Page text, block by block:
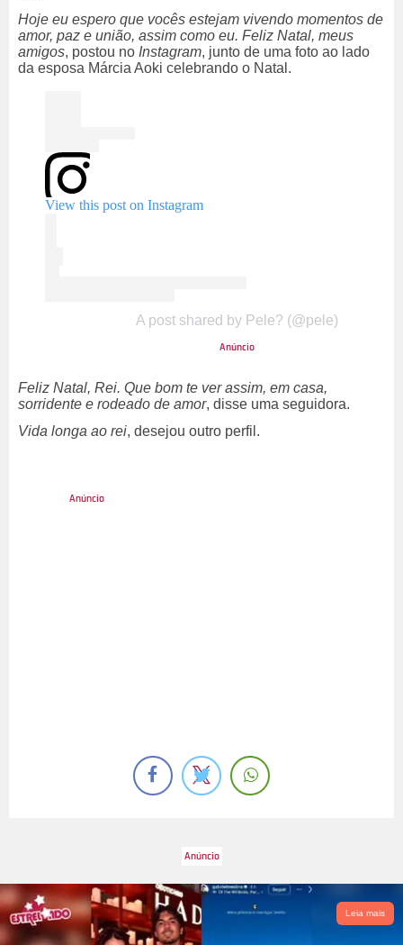
Hoje eu espero que vocês estejam vivendo momentos de
amor, paz e união, assim como eu. Feliz Natal, meus
amigos, postou no Instagram, junto de uma foto ao lado
da esposa Márcia Aoki celebrando o Natal.
View this post on Instagram
A post shared by Pele? (@pele)
Feliz Natal, Rei. Que bom te ver assim, em casa,
sorridente e rodeado de amor, disse uma seguidora.
Vida longa ao rei, desejou outro perfil.
Leia mais